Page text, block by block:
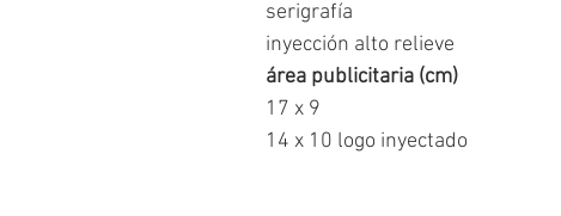
serigrafía
inyección alto relieve
área publicitaria (cm)
17 x 9
14 x 10 logo inyectado